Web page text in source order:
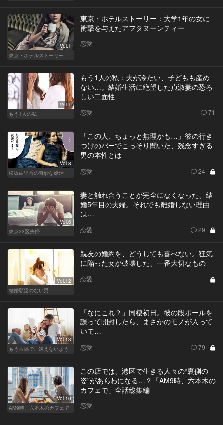
Vol.1
東京・ホテルストーリー
東京・ホテルストーリー：大学1年の女に
衝撃を与えたアフタヌーンティー
恋愛
Vol.1
もう1人の私
もう1人の私：夫が冷たい、子どもも産め
ない…。結婚生活に絶望した貞淑妻の恐ろ
しい二面性
恋愛 71
Vol.8
松坂由里香の奇妙な婚活
「この人、ちょっと無理かも…」彼の行き
つけのバーでこっそり聞いた、残念すぎる
男の本性とは
恋愛 24
Vol.6
東京23区夫婦
妻と触れ合うことが完全になくなった、結
婚5年目の夫婦。それでも離婚しない理由
は…
恋愛 29
Vol.12
結婚願望のない男
親友の婚約を、どうしても喜べない。狂気
に陥った女が破壊した、一番大切なもの
恋愛
Vol.13
もう片隅で、凍えないよう
「なにこれ？」同棲初日。彼の段ボールを
誤って開封したら、まさかのモノが入って
いて…
恋愛 79
Vol.10
AM9時、六本木のカフェで
この店では、港区で生きる人々の“裏側の
姿”があらわになる…？「AM9時、六本木の
カフェで」全話総集編
恋愛